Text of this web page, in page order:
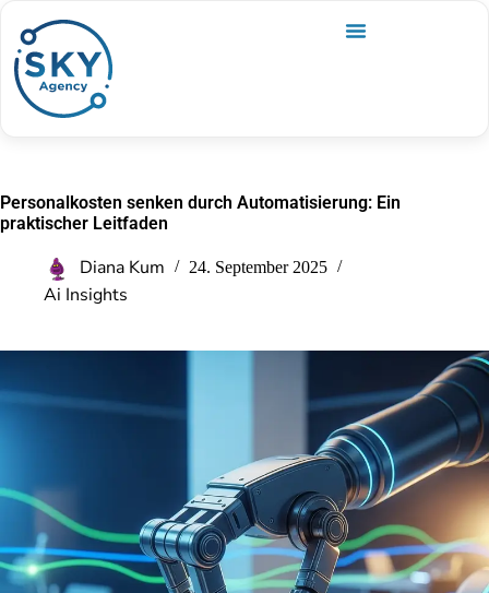
Personalkosten senken durch Automatisierung: Ein
praktischer Leitfaden
Diana Kum 24. September 2025
Ai Insights